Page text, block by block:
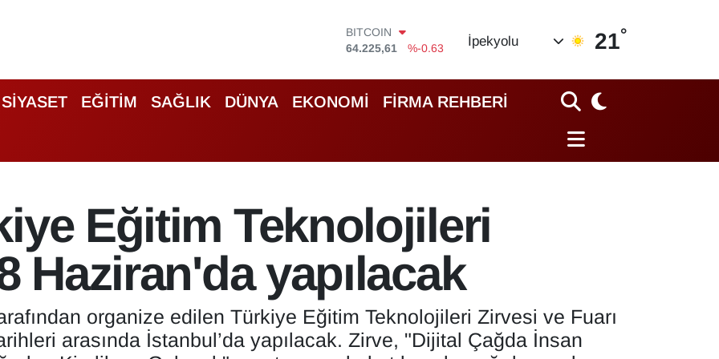
DOLAR
47,7143
%0.16
55,0317
%-0.02
STERLİN
64,2463
%0.07
BİST100
64.225,61
%-0.63
İpekyolu 21°
SİYASET EĞİTİM SAĞLIK DÜNYA EKONOMİ FİRMA REHBERİ
Eğitim Teknolojileri
Haziran'da yapılacak
organize edilen Türkiye Eğitim Teknolojileri Zirvesi ve Fuarı
arasında İstanbul’da yapılacak. Zirve, "Dijital Çağda İnsan